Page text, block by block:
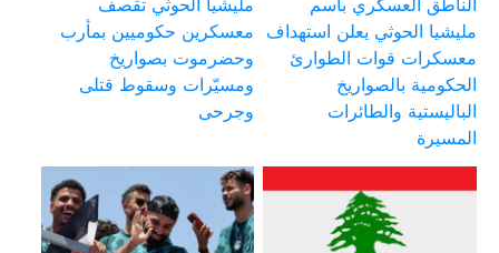
الناطق العسكري باسم
مليشيا الحوثي يعلن استهداف
معسكرات قوات الطوارئ
الحكومية بالصواريخ
الباليستية والطائرات
المسيرة
مليشيا الحوثي تقصف
معسكرين حكوميين بمأرب
وحضرموت بصواريخ
ومسيّرات وسقوط قتلى
وجرحى